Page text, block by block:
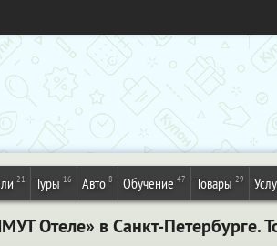
21 Туры 16 Авто 8 Обучение 47 Товары 29
Отеле» в Санкт-Петербурге.